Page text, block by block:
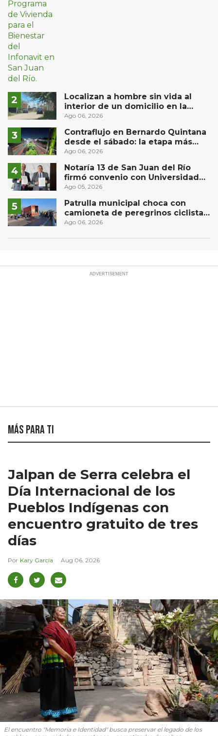
Localizan a hombre sin vida al
interior de un domicilio en la
comunidad El Rodeo, San Juan del
Ago 06, 2026
Contraflujo en Bernardo Quintana
desde el sábado: la etapa más
compleja del operativo vial
Ago 06, 2026
Notaría 13 de San Juan del Río
firmó convenio con Universidad
Privada del Bajío para recibir
Ago 05, 2026
Patrulla municipal choca con
camioneta de peregrinos ciclistas
en la autopista México-Querétaro
Ago 06, 2026
Más para ti
Jalpan de Serra celebra el
Día Internacional de los
Pueblos Indígenas con
encuentro gratuito de tres
días
Kary García Aug 06, 2026
El encuentro "Memoria e Identidad" busca preservar el legado de los